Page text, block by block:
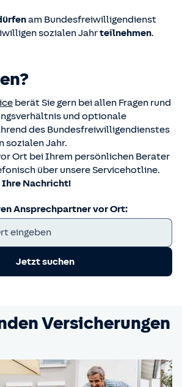
am Bundesfreiwilligendienst
sozialen Jahrteilnehmen.
berät Sie gern bei allen Fragen rund
und optionale
des Bundesfreiwilligendienstes
sozialen Jahr.
Ort bei Ihrem persönlichen Berater
über unsere Servicehotline.
Ihre Nachricht!
Ansprechpartner vor Ort:
Jetzt suchen
Versicherungen